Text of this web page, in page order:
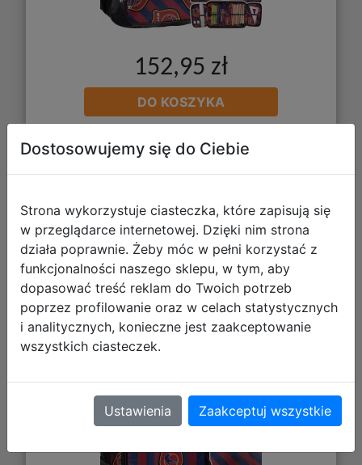
152,95 zł
DO KOSZYKA
Galeria zdjęć
Paso Zestaw Szkolny 3el Football
Club Plecak PP26FT-260 + Piórnik
PP26FT-013 + Worek PP26FT-712
Dostosowujemy się do Ciebie
Strona wykorzystuje ciasteczka, które zapisują się
w przeglądarce internetowej. Dzięki nim strona
działa poprawnie. Żeby móc w pełni korzystać z
funkcjonalności naszego sklepu, w tym, aby
dopasować treść reklam do Twoich potrzeb
poprzez profilowanie oraz w celach statystycznych
i analitycznych, konieczne jest zaakceptowanie
wszystkich ciasteczek.
Ustawienia Zaakceptuj wszystkie